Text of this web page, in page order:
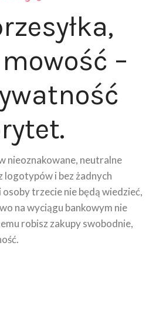
–
nieoznakowane, neutralne
logotypów i bez żadnych
trzecie nie będą wiedzieć,
na wyciągu bankowym nie
robisz zakupy swobodnie,